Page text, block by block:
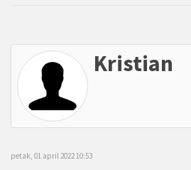
Kristian
petak, 01 april 2022 10:53